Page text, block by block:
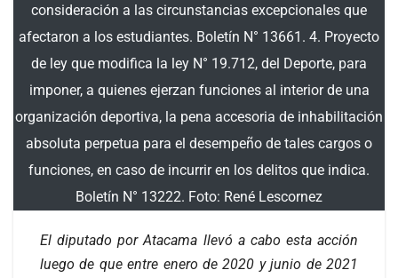
consideración a las circunstancias excepcionales que
afectaron a los estudiantes. Boletín N° 13661. 4. Proyecto
de ley que modifica la ley N° 19.712, del Deporte, para
imponer, a quienes ejerzan funciones al interior de una
organización deportiva, la pena accesoria de inhabilitación
absoluta perpetua para el desempeño de tales cargos o
funciones, en caso de incurrir en los delitos que indica.
Boletín N° 13222. Foto: René Lescornez
El diputado por Atacama llevó a cabo esta acción
luego de que entre enero de 2020 y junio de 2021